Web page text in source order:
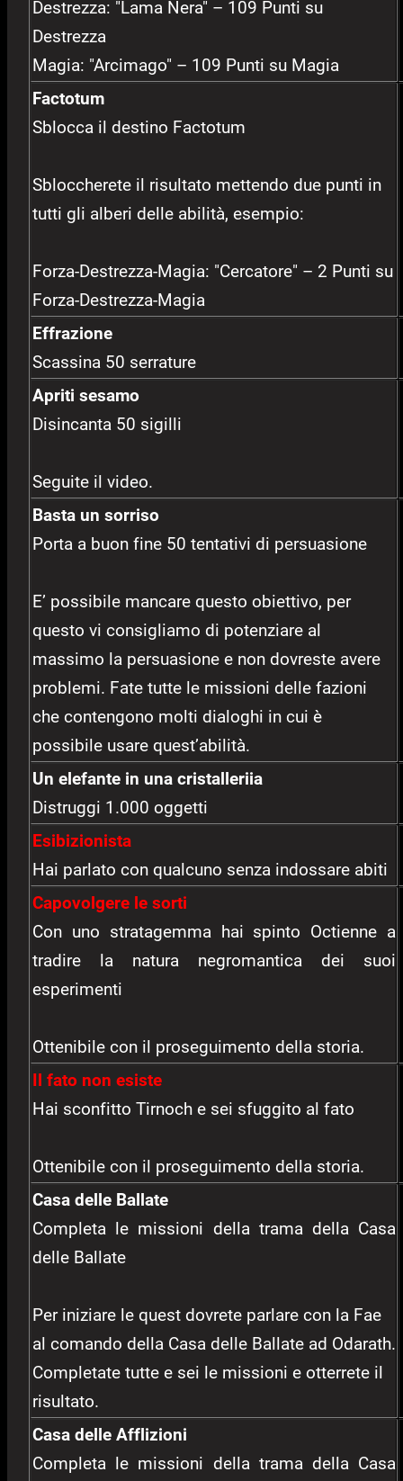
Destrezza: "Lama Nera" – 109 Punti su
Destrezza
Magia: "Arcimago" – 109 Punti su Magia
Factotum
Sblocca il destino Factotum
Sbloccherete il risultato mettendo due punti in
tutti gli alberi delle abilità, esempio:
Forza-Destrezza-Magia: "Cercatore" – 2 Punti su
Forza-Destrezza-Magia
Effrazione
Scassina 50 serrature
Apriti sesamo
Disincanta 50 sigilli
Seguite il video.
Basta un sorriso
Porta a buon fine 50 tentativi di persuasione
E’ possibile mancare questo obiettivo, per
questo vi consigliamo di potenziare al
massimo la persuasione e non dovreste avere
problemi. Fate tutte le missioni delle fazioni
che contengono molti dialoghi in cui è
possibile usare quest’abilità.
Un elefante in una cristalleriia
Distruggi 1.000 oggetti
Esibizionista
Hai parlato con qualcuno senza indossare abiti
Capovolgere le sorti
Con uno stratagemma hai spinto Octienne a
tradire la natura negromantica dei suoi
esperimenti
Ottenibile con il proseguimento della storia.
Il fato non esiste
Hai sconfitto Tirnoch e sei sfuggito al fato
Ottenibile con il proseguimento della storia.
Casa delle Ballate
Completa le missioni della trama della Casa
delle Ballate
Per iniziare le quest dovrete parlare con la Fae
al comando della Casa delle Ballate ad Odarath.
Completate tutte e sei le missioni e otterrete il
risultato.
Casa delle Afflizioni
Completa le missioni della trama della Casa